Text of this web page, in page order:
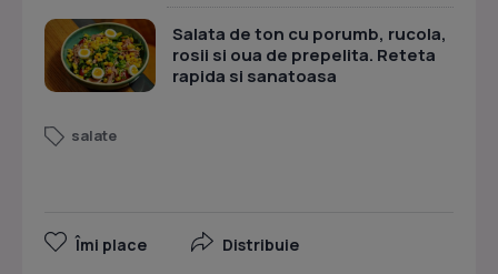
Salata de ton cu porumb, rucola,
rosii si oua de prepelita. Reteta
rapida si sanatoasa
salate
Îmi place Distribuie